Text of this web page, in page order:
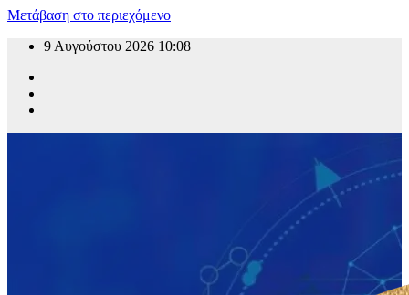
Μετάβαση στο περιεχόμενο
9 Αυγούστου 2026 10:08